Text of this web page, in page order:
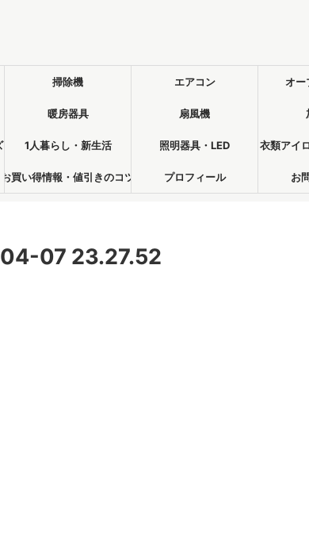
掃除機 エアコン オー
暖房器具 扇風機
1人暮らし・新生活 照明器具・LED 衣類アイ
お買い得情報・値引きのコツ プロフィール お
07 23.27.52